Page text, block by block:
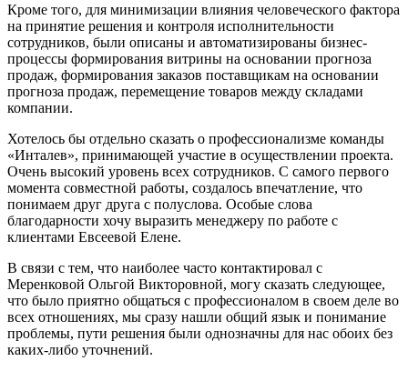
Кроме того, для минимизации влияния человеческого фактора
на принятие решения и контроля исполнительности
сотрудников, были описаны и автоматизированы бизнес-
процессы формирования витрины на основании прогноза
продаж, формирования заказов поставщикам на основании
прогноза продаж, перемещение товаров между складами
компании.
Хотелось бы отдельно сказать о профессионализме команды
«Инталев», принимающей участие в осуществлении проекта.
Очень высокий уровень всех сотрудников. С самого первого
момента совместной работы, создалось впечатление, что
понимаем друг друга с полуслова. Особые слова
благодарности хочу выразить менеджеру по работе с
клиентами Евсеевой Елене.
В связи с тем, что наиболее часто контактировал с
Меренковой Ольгой Викторовной, могу сказать следующее,
что было приятно общаться с профессионалом в своем деле во
всех отношениях, мы сразу нашли общий язык и понимание
проблемы, пути решения были однозначны для нас обоих без
каких-либо уточнений.